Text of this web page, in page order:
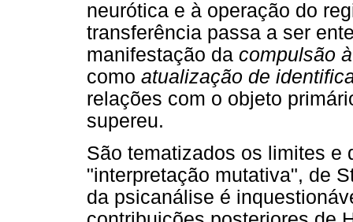
neurótica e à operação do
transferência passa a ser
manifestação da compulsão
como atualização de
relações com o objeto
supereu.
São tematizados os limites e
"interpretação mutativa", de
da psicanálise é